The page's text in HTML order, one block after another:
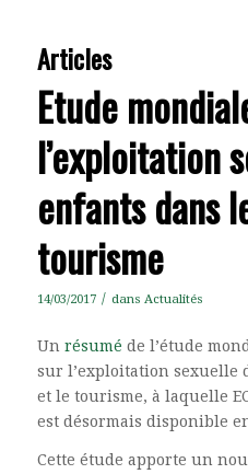
Articles
Etude
l’exploitation
enfants dans
tourisme
14/03/2017 / dans Actualités
Un résumé de l’étude
sur l’exploitation sexuelle
et le tourisme, à laquelle
est désormais disponible
Cette étude apporte un